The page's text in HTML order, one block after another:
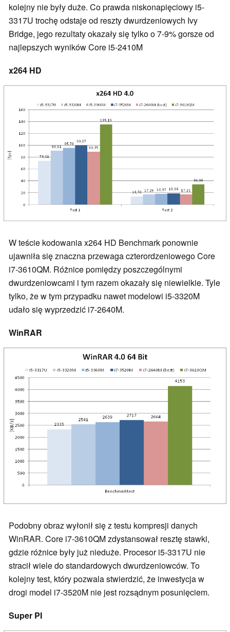
kolejny nie były duże. Co prawda niskonapięciowy i5-
3317U trochę odstaje od reszty dwurdzeniowych Ivy
Bridge, jego rezultaty okazały się tylko o 7-9% gorsze od
najlepszych wyników Core i5-2410M
x264 HD
W teście kodowania x264 HD Benchmark ponownie
ujawniła się znaczna przewaga czterordzeniowego Core
i7-3610QM. Różnice pomiędzy poszczególnymi
dwurdzeniowcami i tym razem okazały się niewielkie. Tyle
tylko, że w tym przypadku nawet modelowi i5-3320M
udało się wyprzedzić i7-2640M.
WinRAR
Podobny obraz wyłonił się z testu kompresji danych
WinRAR. Core i7-3610QM zdystansował resztę stawki,
gdzie różnice były już nieduże. Procesor i5-3317U nie
stracił wiele do standardowych dwurdzeniowców. To
kolejny test, który pozwala stwierdzić, że inwestycja w
drogi model i7-3520M nie jest rozsądnym posunięciem.
Super PI